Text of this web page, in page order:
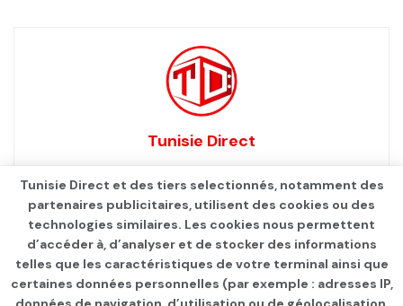
Tunisie Direct
Tunisie Direct et des tiers selectionnés, notamment des
partenaires publicitaires, utilisent des cookies ou des
technologies similaires. Les cookies nous permettent
d’accéder à, d’analyser et de stocker des informations
telles que les caractéristiques de votre terminal ainsi que
certaines données personnelles (par exemple : adresses IP,